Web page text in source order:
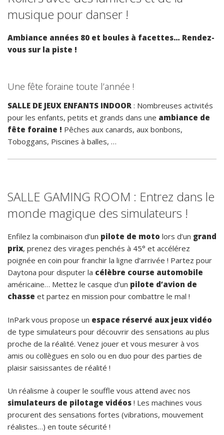
musique pour danser !
Ambiance années 80 et boules à facettes… Rendez-
vous sur la piste !
Une fête foraine toute l’année !
SALLE DE JEUX ENFANTS INDOOR : Nombreuses activités
pour les enfants, petits et grands dans une ambiance de
fête foraine ! Pêches aux canards, aux bonbons,
Toboggans, Piscines à balles, …
SALLE GAMING ROOM : Entrez dans le
monde magique des simulateurs !
Enfilez la combinaison d’un pilote de moto lors d’un grand
prix, prenez des virages penchés à 45° et accélérez
poignée en coin pour franchir la ligne d’arrivée ! Partez pour
Daytona pour disputer la célèbre course automobile
américaine… Mettez le casque d’un pilote d’avion de
chasse et partez en mission pour combattre le mal !
InPark vous propose un espace réservé aux jeux vidéo
de type simulateurs pour découvrir des sensations au plus
proche de la réalité. Venez jouer et vous mesurer à vos
amis ou collègues en solo ou en duo pour des parties de
plaisir saisissantes de réalité !
Un réalisme à couper le souffle vous attend avec nos
simulateurs de pilotage vidéos ! Les machines vous
procurent des sensations fortes (vibrations, mouvement
réalistes…) en toute sécurité !